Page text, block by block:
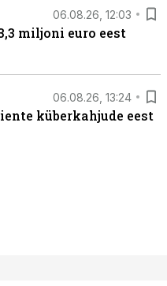
06.08.26, 12:03
miljoni euro eest
06.08.26, 13:24
küberkahjude eest